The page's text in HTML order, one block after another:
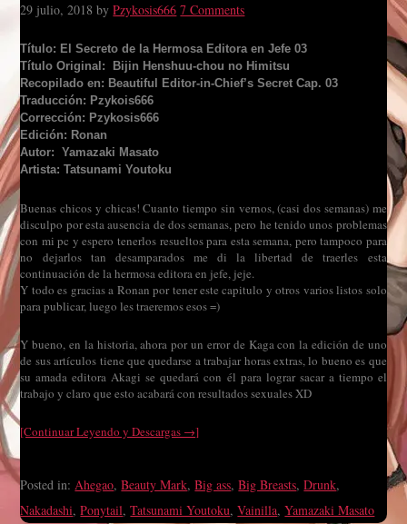
29 julio, 2018 byPzykosis666 7 Comments
Título: El Secreto de la Hermosa Editora en Jefe 03
Título Original: Bijin Henshuu-chou no Himitsu
Recopilado en: Beautiful Editor-in-Chief’s Secret Cap. 03
Traducción: Pzykois666
Corrección: Pzykosis666
Edición: Ronan
Autor: Yamazaki Masato
Artista: Tatsunami Youtoku
Buenas chicos y chicas! Cuanto tiempo sin vernos, (casi dos semanas) me
disculpo por esta ausencia de dos semanas, pero he tenido unos problemas
con mi pc y espero tenerlos resueltos para esta semana, pero tampoco para
no dejarlos tan desamparados me di la libertad de traerles esta
continuación de la hermosa editora en jefe, jeje.
Y todo es gracias a Ronan por tener este capitulo y otros varios listos solo
para publicar, luego les traeremos esos =)
Y bueno, en la historia, ahora por un error de Kaga con la edición de uno
de sus artículos tiene que quedarse a trabajar horas extras, lo bueno es que
su amada editora Akagi se quedará con él para lograr sacar a tiempo el
trabajo y claro que esto acabará con resultados sexuales XD
[Continuar Leyendo y Descargas →]
Posted in:Ahegao,Beauty Mark,Big ass,Big Breasts,Drunk,
Nakadashi,Ponytail,Tatsunami Youtoku,Vainilla,Yamazaki Masato